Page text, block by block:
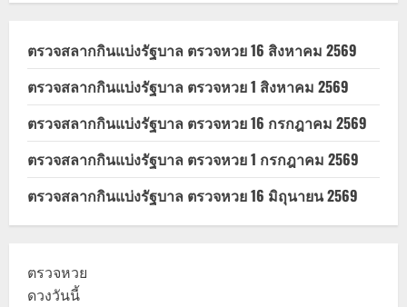
ตรวจสลากกินแบ่งรัฐบาล ตรวจหวย 16 สิงหาคม 2569
ตรวจสลากกินแบ่งรัฐบาล ตรวจหวย 1 สิงหาคม 2569
ตรวจสลากกินแบ่งรัฐบาล ตรวจหวย 16 กรกฎาคม 2569
ตรวจสลากกินแบ่งรัฐบาล ตรวจหวย 1 กรกฎาคม 2569
ตรวจสลากกินแบ่งรัฐบาล ตรวจหวย 16 มิถุนายน 2569
ตรวจหวย
ดวงวันนี้